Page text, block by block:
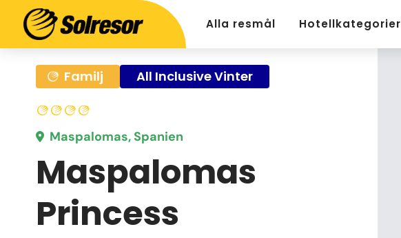
Alla resmål Hotellkategorier
Familj All Inclusive Vinter
Maspalomas, Spanien
Maspalomas
Princess